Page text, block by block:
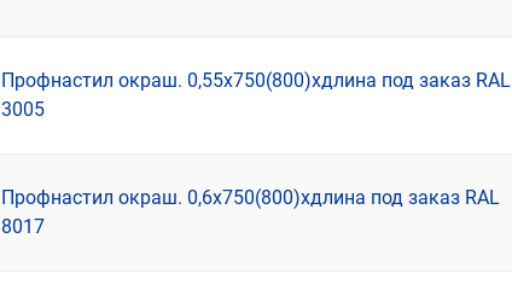
Профнастил окраш. 0,55х750(800)хдлина под заказ RAL
3005
Профнастил окраш. 0,6х750(800)хдлина под заказ RAL
8017